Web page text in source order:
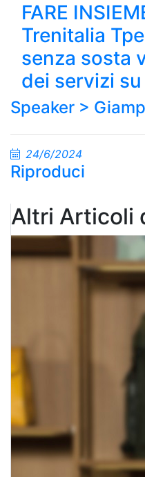
FARE
Trenitalia
senza sosta
dei servizi
Speaker >
24/6/2024
Riproduci
Altri Articoli